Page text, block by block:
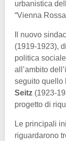
urbanistica
“Vienna
Il nuovo
(1919-1923),
politica
all’ambito
seguito quello
Seitz (1923-
progetto di
Le principali
riguardarono